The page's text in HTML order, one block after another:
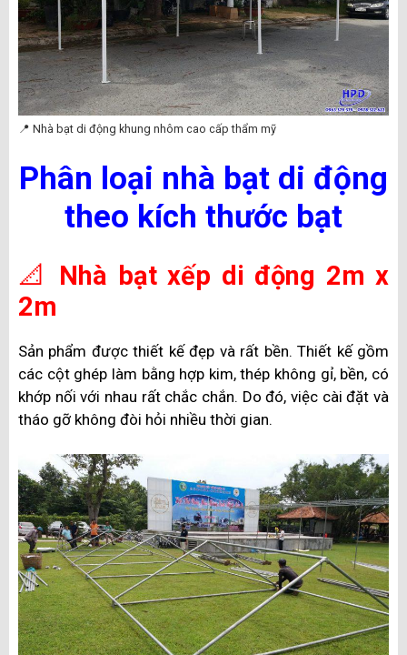
📍 Nhà bạt di động khung nhôm cao cấp thẩm mỹ
Phân loại nhà bạt di động
theo kích thước bạt
📐 Nhà bạt xếp di động 2m x
2m
Sản phẩm được thiết kế đẹp và rất bền. Thiết kế gồm
các cột ghép làm bằng hợp kim, thép không gỉ, bền, có
khớp nối với nhau rất chắc chắn. Do đó, việc cài đặt và
tháo gỡ không đòi hỏi nhiều thời gian.